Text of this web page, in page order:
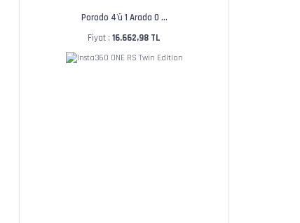
Porodo 4'ü 1 Arada O ...
Fiyat : 16.662,98 TL